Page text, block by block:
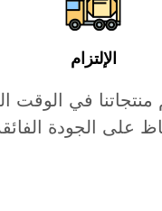
الإلتزام
منتجاتنا في الوقت
على الجودة